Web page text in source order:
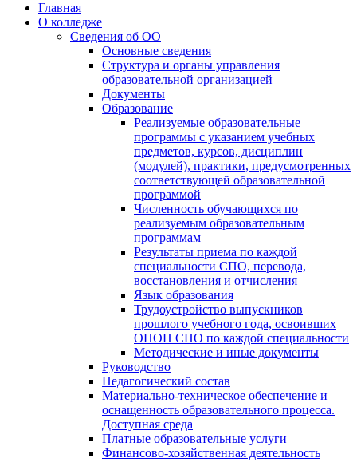
Главная
О колледже
Сведения об ОО
Основные сведения
Структура и органы управления
образовательной организацией
Документы
Образование
Реализуемые образовательные
программы с указанием учебных
предметов, курсов, дисциплин
(модулей), практики, предусмотренных
соответствующей образовательной
программой
Численность обучающихся по
реализуемым образовательным
программам
Результаты приема по каждой
специальности СПО, перевода,
восстановления и отчисления
Язык образования
Трудоустройство выпускников
прошлого учебного года, освоивших
ОПОП СПО по каждой специальности
Методические и иные документы
Руководство
Педагогический состав
Материально-техническое обеспечение и
оснащенность образовательного процесса.
Доступная среда
Платные образовательные услуги
Финансово-хозяйственная деятельность